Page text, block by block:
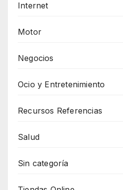
Internet
Motor
Negocios
Ocio y Entretenimiento
Recursos Referencias
Salud
Sin categoría